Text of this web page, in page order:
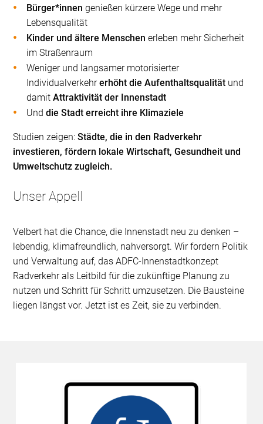
Bürger*innen genießen kürzere Wege und mehr
Lebensqualität
Kinder und ältere Menschen erleben mehr Sicherheit
im Straßenraum
Weniger und langsamer motorisierter
Individualverkehrerhöht die Aufenthaltsqualität und
damit Attraktivität der Innenstadt
Unddie Stadt erreicht ihre Klimaziele
Studien zeigen:Städte, die in den Radverkehr
investieren, fördern lokale Wirtschaft, Gesundheit und
Umweltschutz zugleich.
Unser Appell
Velbert hat die Chance, die Innenstadt neu zu denken –
lebendig, klimafreundlich, nahversorgt. Wir fordern Politik
und Verwaltung auf, das ADFC-Innenstadtkonzept
Radverkehr als Leitbild für die zukünftige Planung zu
nutzen und Schritt für Schritt umzusetzen. Die Bausteine
liegen längst vor. Jetzt ist es Zeit, sie zu verbinden.